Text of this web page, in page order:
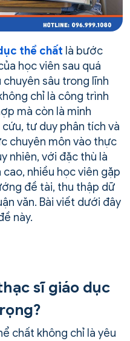
thể chất là bước
học viên sau quá
sâu trong lĩnh
chỉ là công trình
mà còn là minh
tư duy phân tích và
chuyên môn vào thực
nhiên, với đặc thù là
nhiều học viên gặp
đề tài, thu thập dữ
văn. Bài viết dưới đây
này.
sĩ giáo dục
chất không chỉ là yêu